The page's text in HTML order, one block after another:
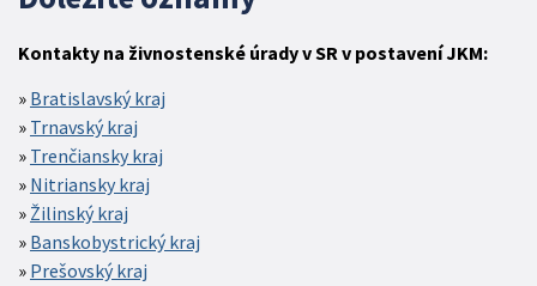
Kontakty na živnostenské úrady v SR v postavení JKM:
Bratislavský kraj
Trnavský kraj
Trenčiansky kraj
Nitriansky kraj
Žilinský kraj
Banskobystrický kraj
Prešovský kraj